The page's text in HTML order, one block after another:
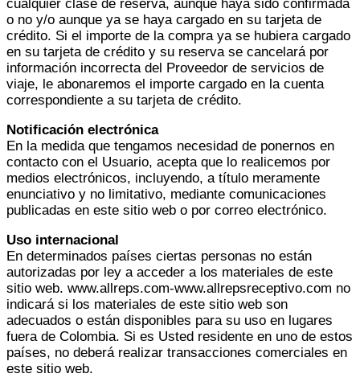
cualquier clase de reserva, aunque haya sido confirmada
o no y/o aunque ya se haya cargado en su tarjeta de
crédito. Si el importe de la compra ya se hubiera cargado
en su tarjeta de crédito y su reserva se cancelará por
información incorrecta del Proveedor de servicios de
viaje, le abonaremos el importe cargado en la cuenta
correspondiente a su tarjeta de crédito.
Notificación electrónica
En la medida que tengamos necesidad de ponernos en
contacto con el Usuario, acepta que lo realicemos por
medios electrónicos, incluyendo, a título meramente
enunciativo y no limitativo, mediante comunicaciones
publicadas en este sitio web o por correo electrónico.
Uso internacional
En determinados países ciertas personas no están
autorizadas por ley a acceder a los materiales de este
sitio web. www.allreps.com-www.allrepsreceptivo.com no
indicará si los materiales de este sitio web son
adecuados o están disponibles para su uso en lugares
fuera de Colombia. Si es Usted residente en uno de estos
países, no deberá realizar transacciones comerciales en
este sitio web.